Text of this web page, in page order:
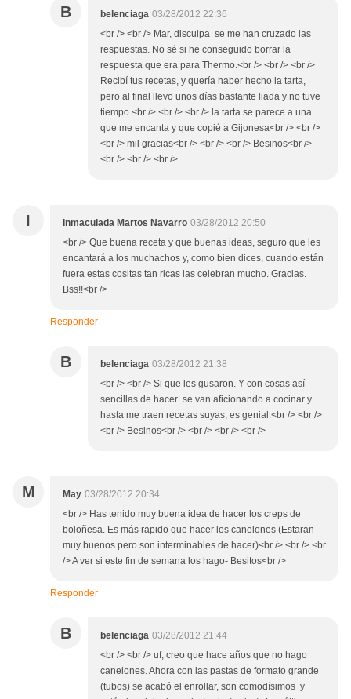
B belenciaga 03/28/2012 22:36
<br /> <br /> Mar, disculpa se me han cruzado las
respuestas. No sé si he conseguido borrar la
respuesta que era para Thermo.<br /> <br /> <br />
Recibí tus recetas, y quería haber hecho la tarta,
pero al final llevo unos días bastante liada y no tuve
tiempo.<br /> <br /> <br /> la tarta se parece a una
que me encanta y que copié a Gijonesa<br /> <br />
<br /> mil gracias<br /> <br /> <br /> Besinos<br />
<br /> <br /> <br />
I Inmaculada Martos Navarro 03/28/2012 20:50
<br /> Que buena receta y que buenas ideas, seguro que les
encantará a los muchachos y, como bien dices, cuando están
fuera estas cositas tan ricas las celebran mucho. Gracias.
Bss!!<br />
Responder
B belenciaga 03/28/2012 21:38
<br /> <br /> Si que les gusaron. Y con cosas así
sencillas de hacer se van aficionando a cocinar y
hasta me traen recetas suyas, es genial.<br /> <br />
<br /> Besinos<br /> <br /> <br /> <br />
M May 03/28/2012 20:34
<br /> Has tenido muy buena idea de hacer los creps de
boloñesa. Es más rapido que hacer los canelones (Estaran
muy buenos pero son interminables de hacer)<br /> <br /> <br
/> A ver si este fin de semana los hago- Besitos<br />
Responder
B belenciaga 03/28/2012 21:44
<br /> <br /> uf, creo que hace años que no hago
canelones. Ahora con las pastas de formato grande
(tubos) se acabó el enrollar, son comodísimos y